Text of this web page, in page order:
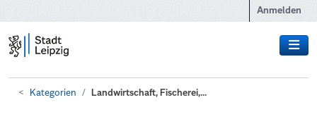
Anmelden
Kategorien Landwirtschaft, Fischerei,...